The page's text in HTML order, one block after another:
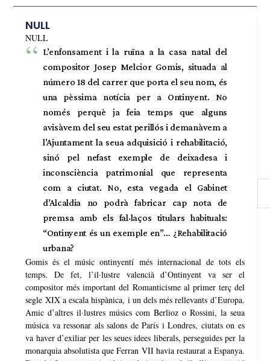
NULL
NULL
L’enfonsament i la ruïna a la casa natal del
compositor Josep Melcior Gomis, situada al
número 18 del carrer que porta el seu nom, és
una pèssima notícia per a Ontinyent. No
només perquè ja feia temps que alguns
avisàvem del seu estat perillós i demanàvem a
l’Ajuntament la seua adquisició i rehabilitació,
sinó pel nefast exemple de deixadesa i
inconsciència patrimonial que representa
com a ciutat. No, esta vegada el Gabinet
d’Alcaldia no podrà fabricar cap nota de
premsa amb els fal·laços titulars habituals:
“Ontinyent és un exemple en”… ¿Rehabilitació
urbana?
Gomis és el músic ontinyentí més internacional de tots els
temps. De fet, l’il·lustre valencià d’Ontinyent va ser el
compositor més important del Romanticisme al primer terç del
segle XIX a escala hispànica, i un dels més rellevants d’Europa.
Amic d’altres il·lustres músics com Berlioz o Rossini, la seua
música va ressonar als salons de París i Londres, ciutats on es
va haver d’exiliar per les seues idees liberals, perseguides per la
monarquia absolutista que Ferran VII havia restaurat a Espanya.